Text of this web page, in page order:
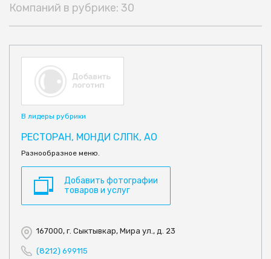
Компаний в рубрике: 30
В лидеры рубрики
РЕСТОРАН, МОНДИ СЛПК, АО
Разнообразное меню.
Добавить фотографии
товаров и услуг
167000, г. Сыктывкар, Мира ул., д. 23
(8212) 699115